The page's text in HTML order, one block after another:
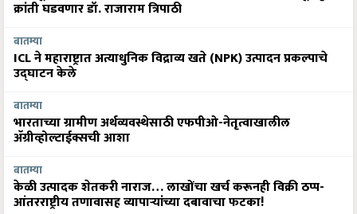
क्रांती घडवणार डॉ. राजाराम त्रिपाठी
बातम्या
ICL ने महाराष्ट्रात अत्याधुनिक विद्राव्य खते (NPK) उत्पादन प्रकल्पाचे
उद्घाटन केले
बातम्या
भारताच्या ग्रामीण अर्थव्यवस्थेसाठी एफपीओ-नेतृत्वाखालील
अ‍ॅग्रीव्होल्टाईक्सची आशा
बातम्या
केळी उत्पादक शेतकरी नाराज… लाखोंचा खर्च करूनही विक्री ठप्प-
आंतरराष्ट्रीय तणावासह व्यापाऱ्यांच्या दबावाचा फटका!